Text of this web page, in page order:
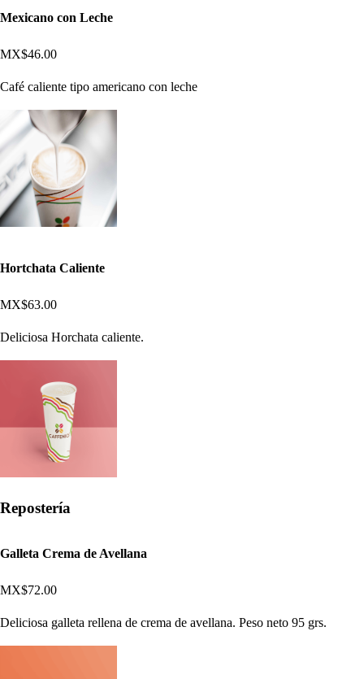
Mexicano con Leche
MX$46.00
Café caliente tipo americano con leche
Hortchata Caliente
MX$63.00
Deliciosa Horchata caliente.
Repostería
Galleta Crema de Avellana
MX$72.00
Deliciosa galleta rellena de crema de avellana. Peso neto 95 grs.